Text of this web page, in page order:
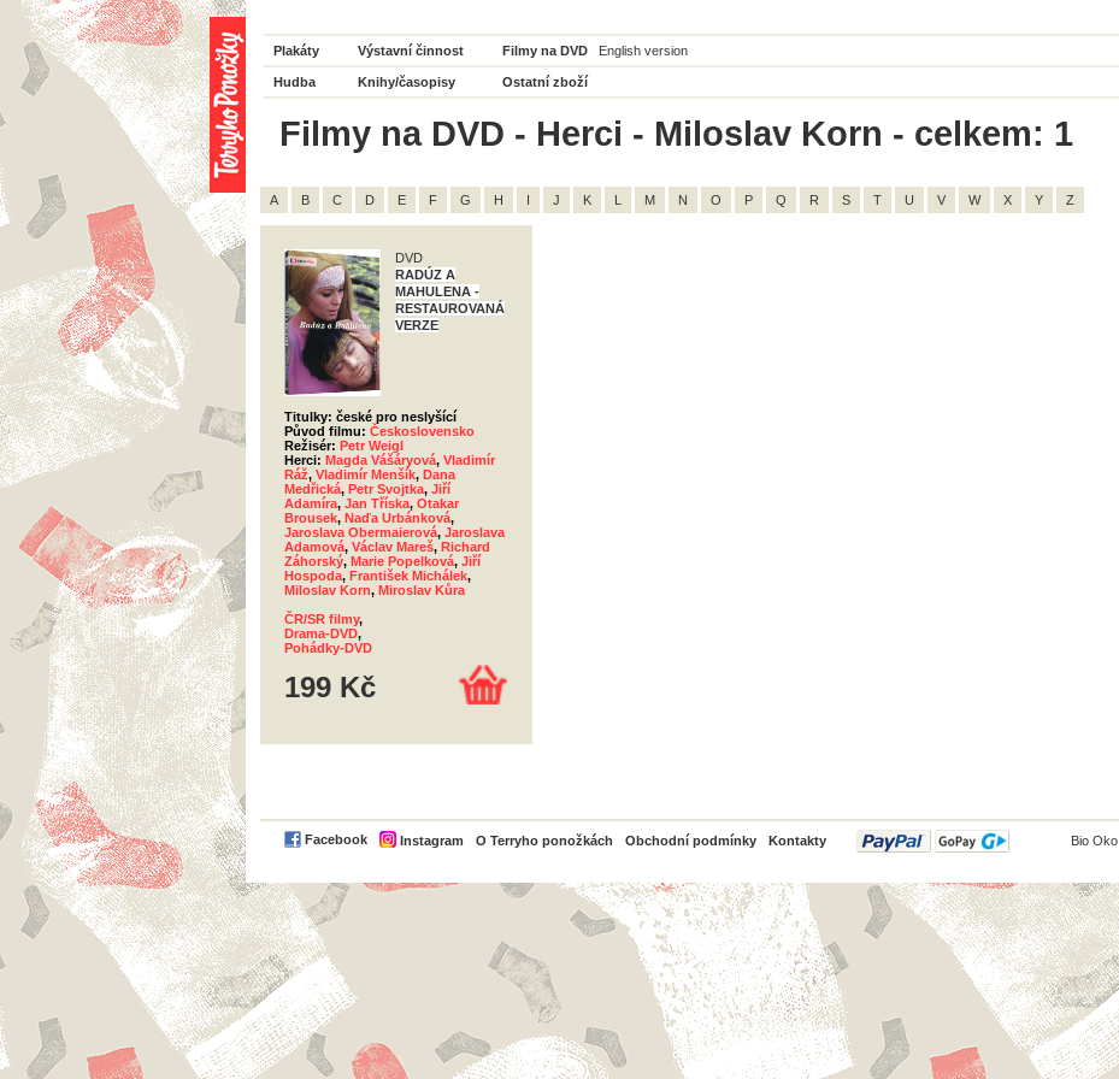
Plakáty Výstavní činnost Filmy na DVD English version
Hudba Knihy/časopisy Ostatní zboží
Filmy na DVD - Herci - Miloslav Korn - celkem: 1
A B C D E F G H I J K L M N O P Q R S T U V W X Y Z
DVD
RADÚZ A
MAHULENA -
RESTAUROVANÁ
VERZE
Titulky: české pro neslyšící
Původ filmu: Československo
Režisér: Petr Weigl
Herci: Magda Vášáryová, Vladimír
Ráž, Vladimír Menšík, Dana
Medřická, Petr Svojtka, Jiří
Adamíra, Jan Tříska, Otakar
Brousek, Naďa Urbánková,
Jaroslava Obermaierová, Jaroslava
Adamová, Václav Mareš, Richard
Záhorský, Marie Popelková, Jiří
Hospoda, František Michálek,
Miloslav Korn, Miroslav Kůra
ČR/SR filmy,
Drama-DVD,
Pohádky-DVD
199 Kč
Facebook Instagram O Terryho ponožkách Obchodní podmínky Kontakty
PayPal Bio Oko